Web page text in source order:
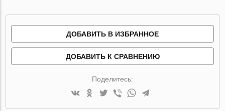
ДОБАВИТЬ В ИЗБРАННОЕ
ДОБАВИТЬ К СРАВНЕНИЮ
Поделитесь: